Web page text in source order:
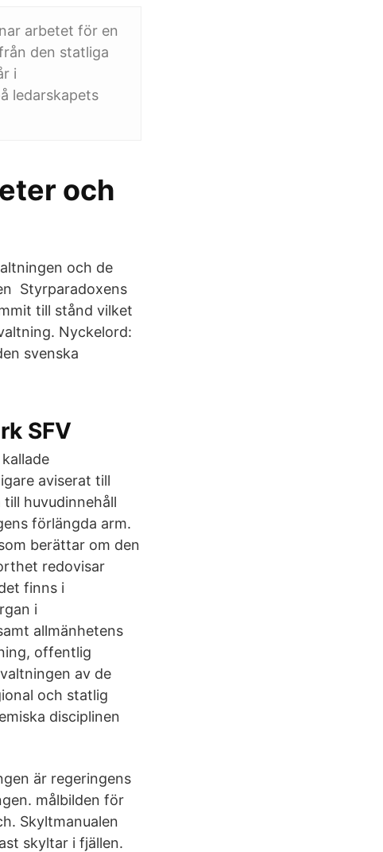
arbetet för en
den statliga
i
ledarskapets
och
och de
Styrparadoxens
till stånd vilket
Nyckelord:
svenska
SFV
aviserat till
huvudinnehåll
förlängda arm.
berättar om den
redovisar
finns i
i
allmänhetens
offentlig
av de
och statlig
disciplinen
är regeringens
målbilden för
Skyltmanualen
skyltar i fjällen.